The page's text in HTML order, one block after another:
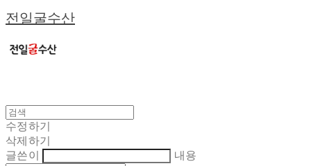
전일굴수산
수정하기
삭제하기
글쓴이
내용